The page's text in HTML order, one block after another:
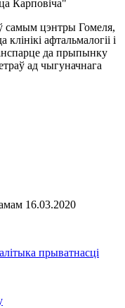
Карповіча"
самым цэнтры Гомеля,
афтальмалогіі і
да прыпынку
ад чыгуначнага
16.03.2020
прыватнасці